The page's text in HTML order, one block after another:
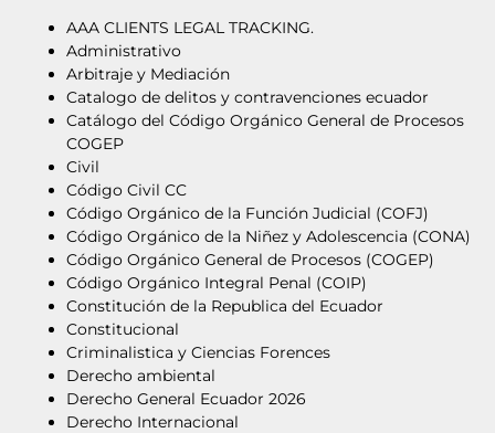
AAA CLIENTS LEGAL TRACKING.
Administrativo
Arbitraje y Mediación
Catalogo de delitos y contravenciones ecuador
Catálogo del Código Orgánico General de Procesos
COGEP
Civil
Código Civil CC
Código Orgánico de la Función Judicial (COFJ)
Código Orgánico de la Niñez y Adolescencia (CONA)
Código Orgánico General de Procesos (COGEP)
Código Orgánico Integral Penal (COIP)
Constitución de la Republica del Ecuador
Constitucional
Criminalistica y Ciencias Forences
Derecho ambiental
Derecho General Ecuador 2026
Derecho Internacional